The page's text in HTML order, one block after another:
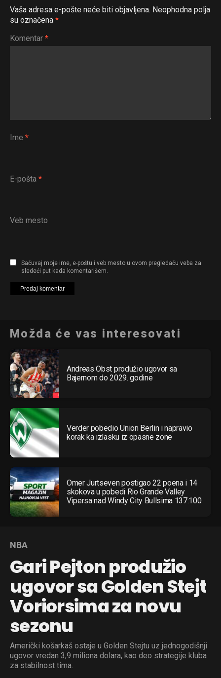
Vaša adresa e-pošte neće biti objavljena. Neophodna polja
su označena *
Komentar *
Ime *
E-pošta *
Veb mesto
Sačuvaj moje ime, e-poštu i veb mesto u ovom pregledaču veba za
sledeći put kada komentarišem.
Možda će vas interesovati
Andreas Obst produžio ugovor sa
Bajernom do 2029. godine
Verder pobedio Union Berlin i napravio
korak ka izlasku iz opasne zone
Omer Jurtseven postigao 22 poena i 14
skokova u pobedi Rio Grande Valley
Vipersa nad Windy City Bullsima 137:100
NBA
Gari Pejton produžio
ugovor sa Golden Stejt
Voriorsima za novu
sezonu
Američki košarkaš ostaje u Golden Stejtu uz jednogodišnji
ugovor vredan 3,9 miliona dolara, kao deo strategije kluba
za stabilnost tima.